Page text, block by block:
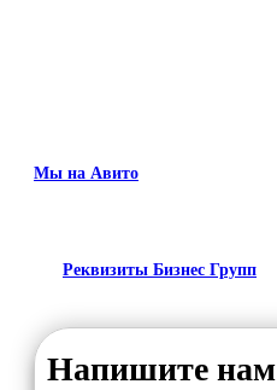
Мы на Авито
Реквизиты Бизнес Групп
Напишите нам